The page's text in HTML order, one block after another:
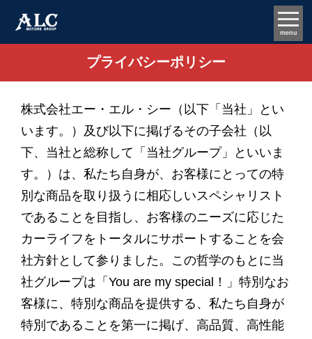
menu
プライバシーポリシー
株式会社エー・エル・シー（以下「当社」とい
います。）及び以下に掲げるその子会社（以
下、当社と総称して「当社グループ」といいま
す。）は、私たち自身が、お客様にとっての特
別な商品を取り扱うに相応しいスペシャリスト
であることを目指し、お客様のニーズに応じた
カーライフをトータルにサポートすることを会
社方針として参りました。この哲学のもとに当
社グループは「You are my special！」特別なお
客様に、特別な商品を提供する、私たち自身が
特別であることを第一に掲げ、高品質、高性能